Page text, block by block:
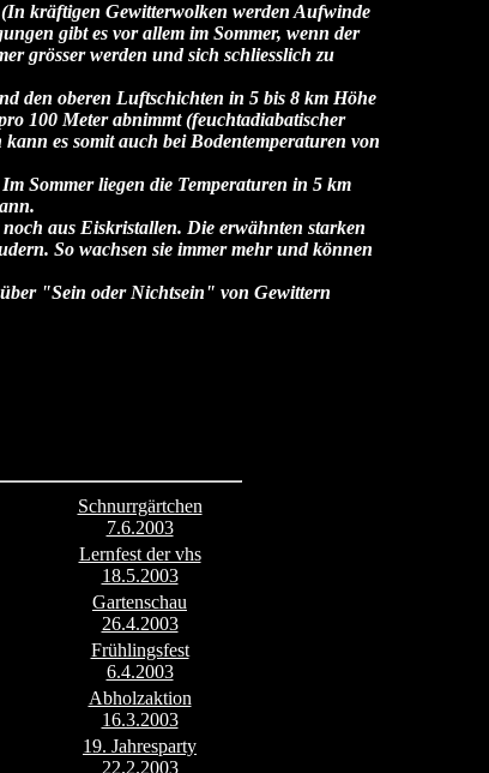
kräftigen Gewitterwolken werden Aufwinde
gibt es vor allem im Sommer, wenn der
grösser werden und sich schliesslich zu
den oberen Luftschichten in 5 bis 8 km Höhe
100 Meter abnimmt (feuchtadiabatischer
es somit auch bei Bodentemperaturen von
Sommer liegen die Temperaturen in 5 km
aus Eiskristallen. Die erwähnten starken
So wachsen sie immer mehr und können
"Sein oder Nichtsein" von Gewittern
Schnurrgärtchen
7.6.2003
Lernfest der vhs
18.5.2003
Gartenschau
26.4.2003
Frühlingsfest
6.4.2003
Abholzaktion
16.3.2003
19. Jahresparty
22.2.2003